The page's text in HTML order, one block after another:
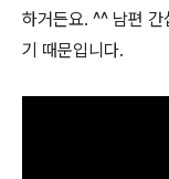
하거든요. ^^ 남편 간
기 때문입니다.